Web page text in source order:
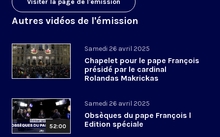
Visiter la page de l'émission
Autres vidéos de l'émission
Samedi 26 avril 2025
Chapelet pour le pape François
présidé par le cardinal
Rolandas Makrickas
52:00
Samedi 26 avril 2025
Obsèques du pape François l
Edition spéciale